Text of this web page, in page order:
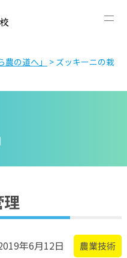
の道へ」
> ズッキーニの栽
年6月12日 農業技術